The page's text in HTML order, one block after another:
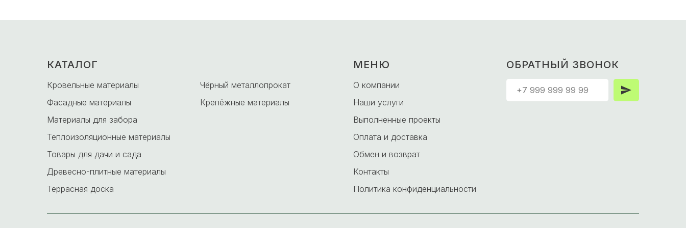
КАТАЛОГ
Кровельные материалы
Фасадные материалы
Материалы для забора
Теплоизоляционные материалы
Товары для дачи и сада
Древесно-плитные материалы
Террасная доска
Чёрный металлопрокат
Крепёжные материалы
МЕНЮ
О компании
Наши услуги
Выполненные проекты
Оплата и доставка
Обмен и возврат
Контакты
Политика конфиденциальности
ОБРАТНЫЙ ЗВОНОК